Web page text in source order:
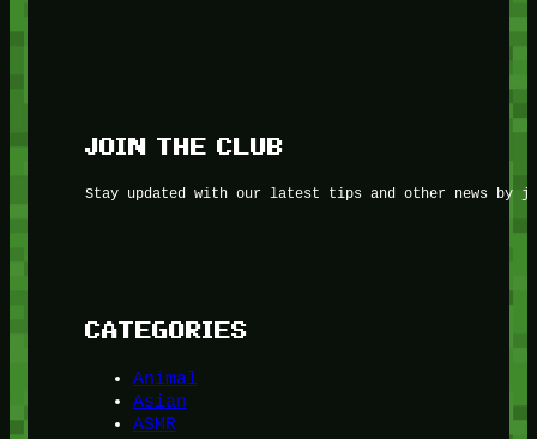
JOIN THE CLUB
Stay updated with our latest tips and other news by
CATEGORIES
Animal
Asian
ASMR